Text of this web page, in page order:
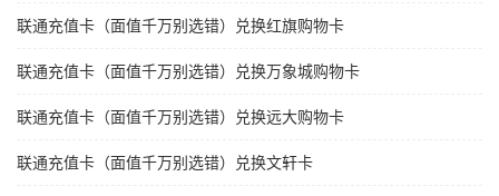
联通充值卡（面值千万别选错）兑换红旗购物卡
联通充值卡（面值千万别选错）兑换万象城购物卡
联通充值卡（面值千万别选错）兑换远大购物卡
联通充值卡（面值千万别选错）兑换文轩卡